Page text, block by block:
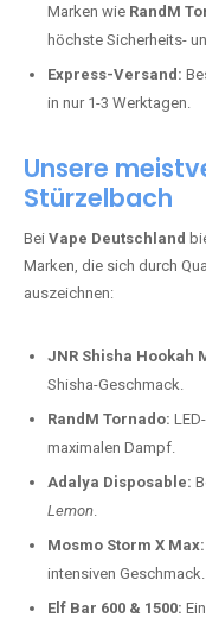
Marken wie RandM
höchste Sicherheits-
Express-Versand:
in nur 1-3 Werktagen.
Unsere
Stürzelbach
Bei Vape Deutschland
Marken, die sich durch
auszeichnen:
JNR Shisha Hookah
Shisha-Geschmack.
RandM Tornado:
maximalen Dampf.
Adalya Disposable:
Lemon.
Mosmo Storm X Max:
intensiven Geschmack.
Elf Bar 600 & 1500: